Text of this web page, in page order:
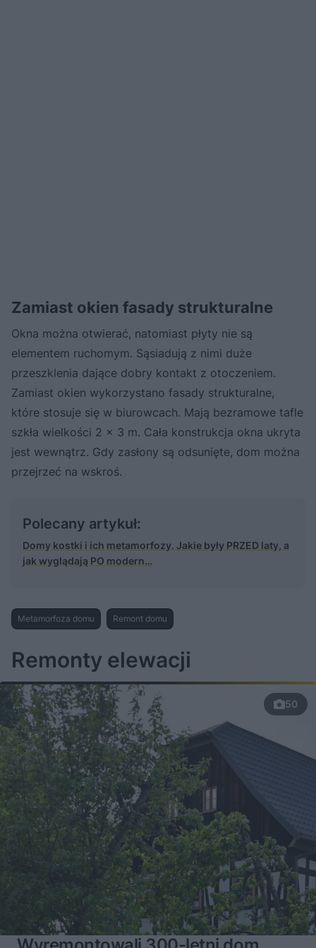
Zamiast okien fasady strukturalne
Okna można otwierać, natomiast płyty nie są
elementem ruchomym. Sąsiadują z nimi duże
przeszklenia dające dobry kontakt z otoczeniem.
Zamiast okien wykorzystano fasady strukturalne,
które stosuje się w biurowcach. Mają bezramowe tafle
szkła wielkości 2 x 3 m. Cała konstrukcja okna ukryta
jest wewnątrz. Gdy zasłony są odsunięte, dom można
przejrzeć na wskroś.
Polecany artykuł:
Domy kostki i ich metamorfozy. Jakie były PRZED laty, a
jak wyglądają PO modern…
Metamorfoza domu Remont domu
Remonty elewacji
50